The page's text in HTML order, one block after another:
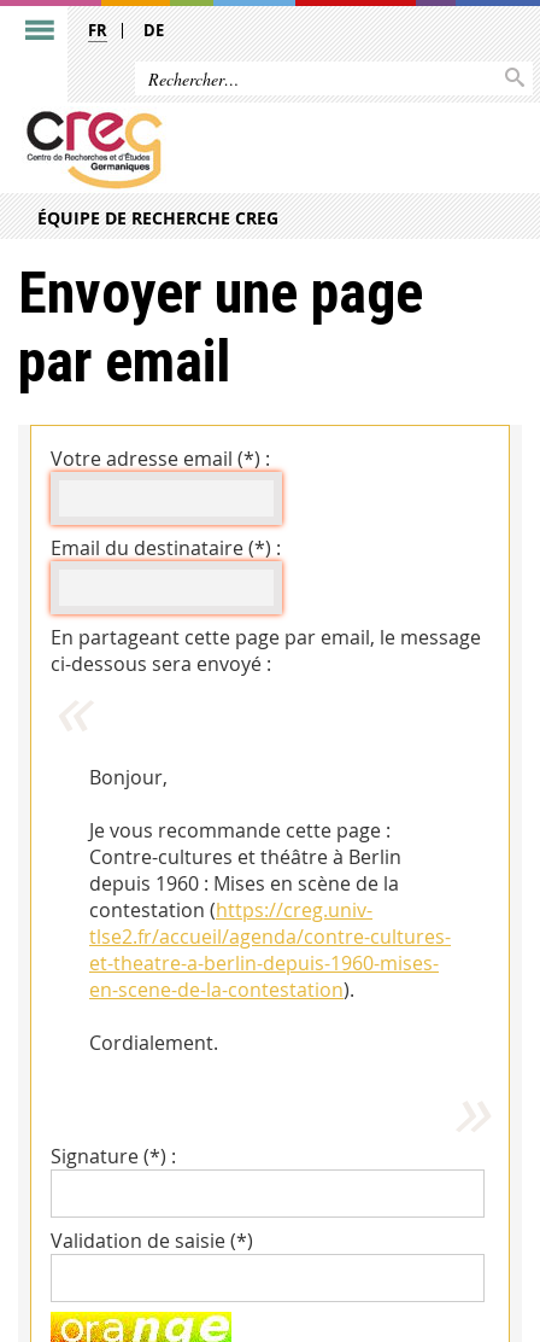
FR DE
ÉQUIPE DE RECHERCHE CREG
Envoyer une page
par email
Votre adresse email (*) :
Email du destinataire (*) :
En partageant cette page par email, le message
ci-dessous sera envoyé :
Bonjour,
Je vous recommande cette page :
Contre-cultures et théâtre à Berlin
depuis 1960 : Mises en scène de la
contestation (https://creg.univ-
tlse2.fr/accueil/agenda/contre-cultures-
et-theatre-a-berlin-depuis-1960-mises-
en-scene-de-la-contestation).
Cordialement.
Signature (*) :
Validation de saisie (*)